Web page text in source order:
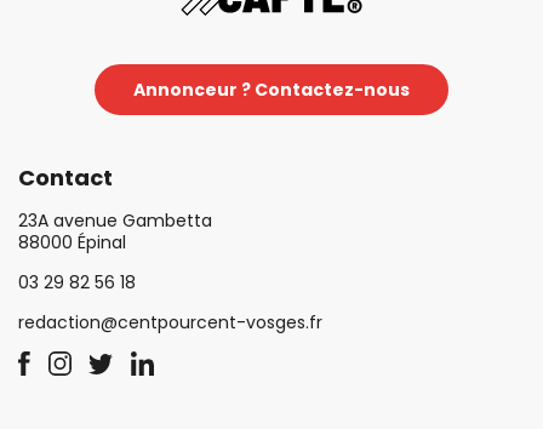
Annonceur ? Contactez-nous
Contact
23A avenue Gambetta
88000 Épinal
03 29 82 56 18
redaction@centpourcent-vosges.fr